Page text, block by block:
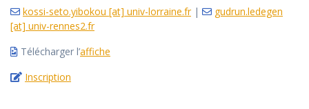
kossi-seto.yibokou [at] univ-lorraine.fr|
gudrun.ledegen
[at] univ-rennes2.fr
Télécharger l’affiche
Inscription